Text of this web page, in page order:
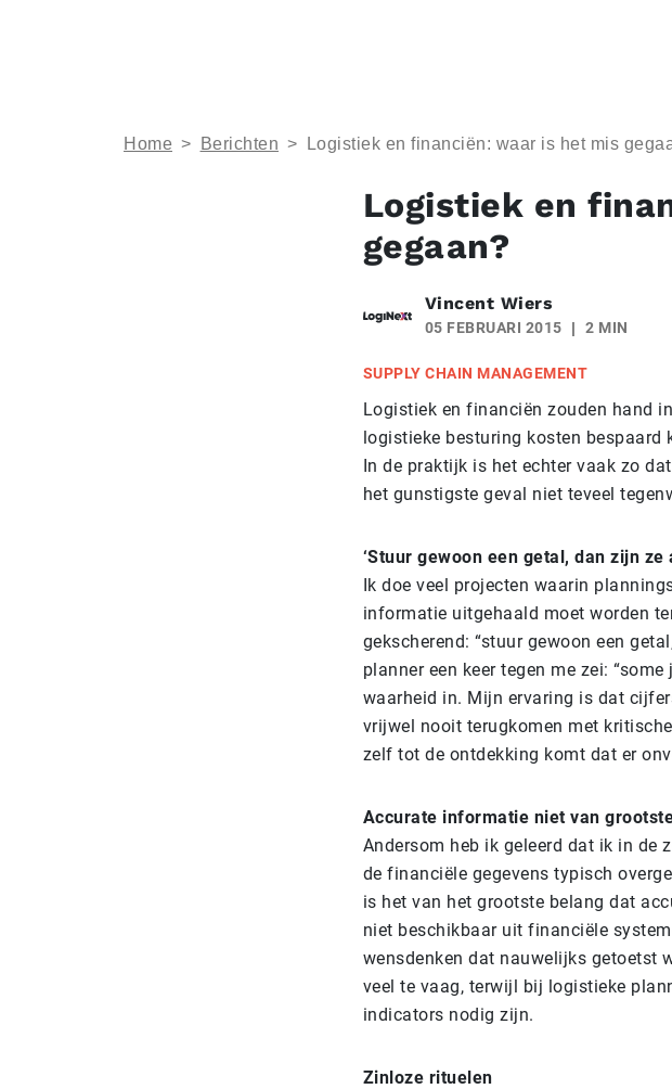
Home > Berichten > Logistiek en financiën: waar is het mis
Logistiek en
gegaan?
Vincent Wiers
05 FEBRUARI 2015 2 MIN
SUPPLY CHAIN MANAGEMENT
Logistiek en financiën zouden hand
logistieke besturing kosten bespaard
In de praktijk is het echter vaak zo
het gunstigste geval niet teveel
‘Stuur gewoon een getal, dan zijn ze
Ik doe veel projecten waarin
informatie uitgehaald moet worden
gekscherend: “stuur gewoon een
planner een keer tegen me zei:
waarheid in. Mijn ervaring is dat
vrijwel nooit terugkomen met
zelf tot de ontdekking komt dat er
Accurate informatie niet van
Andersom heb ik geleerd dat ik in de
de financiële gegevens typisch
is het van het grootste belang dat
niet beschikbaar uit financiële
wensdenken dat nauwelijks getoetst
veel te vaag, terwijl bij logistieke
indicators nodig zijn.
Zinloze rituelen